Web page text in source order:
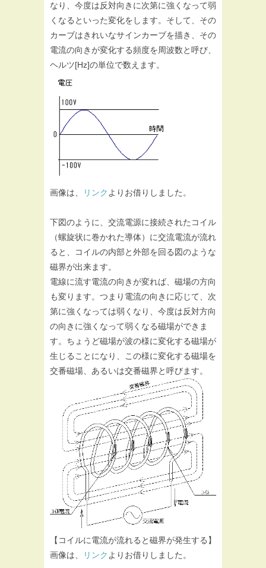
なり、今度は反対向きに次第に強くなって弱
くなるといった変化をします。そして、その
カーブはきれいなサインカーブを描き、その
電流の向きが変化する頻度を周波数と呼び、
ヘルツ[Hz]の単位で数えます。
画像は、 リンクよりお借りしました。
下図のように、交流電源に接続されたコイル
（螺旋状に巻かれた導体）に交流電流が流れ
ると、コイルの内部と外部を回る図のような
磁界が出来ます。
電線に流す電流の向きが変れば、磁場の方向
も変ります。つまり電流の向きに応じて、次
第に強くなっては弱くなり、今度は反対方向
の向きに強くなって弱くなる磁場ができま
す。ちょうど磁場が波の様に変化する磁場が
生じることになり、この様に変化する磁場を
交番磁場、あるいは交番磁界と呼びます。
【コイルに電流が流れると磁界が発生する】
画像は、
リンク よりお借りしました。